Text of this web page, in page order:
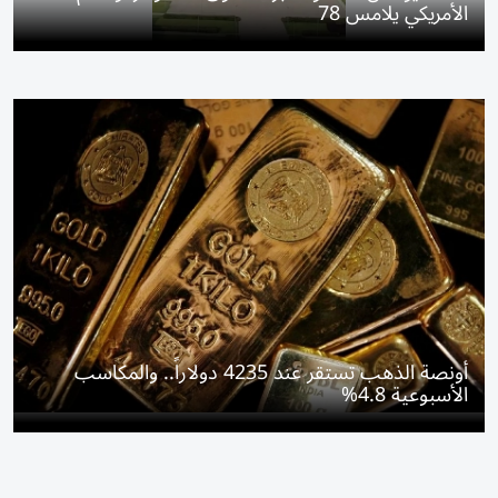
الأمريكي يلامس 78
أونصة الذهب تستقر عند 4235 دولاراً.. والمكاسب
الأسبوعية 4.8%